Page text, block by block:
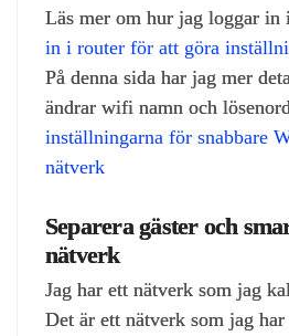
Läs mer om hur jag loggar in
in i router för att göra
På denna sida har jag mer
ändrar wifi namn och
inställningarna för snabbare
nätverk
Separera gäster och
nätverk
Jag har ett nätverk som jag
Det är ett nätverk som jag